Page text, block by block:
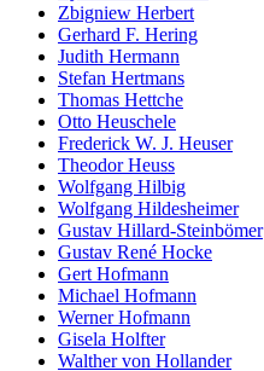
Zbigniew Herbert
Gerhard F. Hering
Judith Hermann
Stefan Hertmans
Thomas Hettche
Otto Heuschele
Frederick W. J. Heuser
Theodor Heuss
Wolfgang Hilbig
Wolfgang Hildesheimer
Gustav Hillard-Steinbömer
Gustav René Hocke
Gert Hofmann
Michael Hofmann
Werner Hofmann
Gisela Holfter
Walther von Hollander